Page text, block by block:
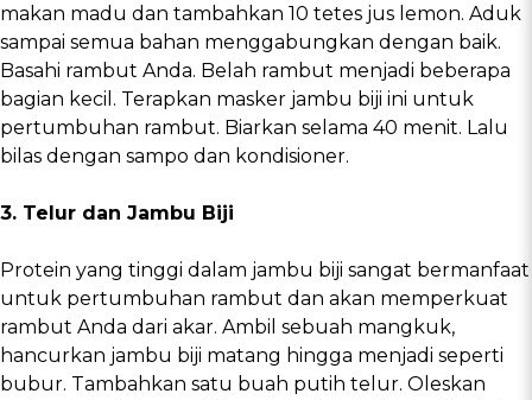
makan madu dan tambahkan 10 tetes jus lemon. Aduk
sampai semua bahan menggabungkan dengan baik.
Basahi rambut Anda. Belah rambut menjadi beberapa
bagian kecil. Terapkan masker jambu biji ini untuk
pertumbuhan rambut. Biarkan selama 40 menit. Lalu
bilas dengan sampo dan kondisioner.
3. Telur dan Jambu Biji
Protein yang tinggi dalam jambu biji sangat bermanfaat
untuk pertumbuhan rambut dan akan memperkuat
rambut Anda dari akar. Ambil sebuah mangkuk,
hancurkan jambu biji matang hingga menjadi seperti
bubur. Tambahkan satu buah putih telur. Oleskan